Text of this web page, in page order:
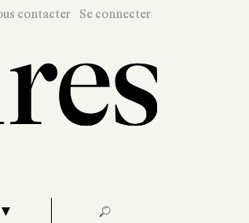
contacter Se connecter
🔎